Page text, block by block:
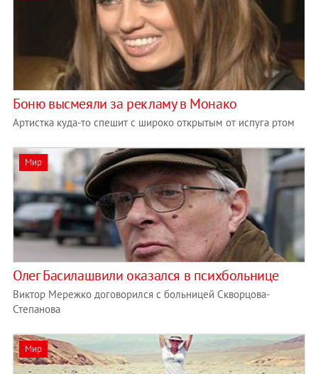
Боню высмеяли за рекламу в Монако
Артистка куда-то спешит с широко открытым от испуга ртом
Мир
Олег Басилашвили оказался в психбольнице
Виктор Мережко договорился с больницей Скворцова-
Степанова
Мир